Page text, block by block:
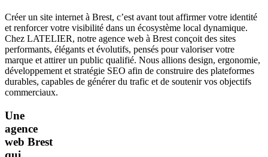
Créer un site internet à Brest, c’est avant tout affirmer votre identité
et renforcer votre visibilité dans un écosystème local dynamique.
Chez LATELIER, notre agence web à Brest conçoit des sites
performants, élégants et évolutifs, pensés pour valoriser votre
marque et attirer un public qualifié. Nous allions design, ergonomie,
développement et stratégie SEO afin de construire des plateformes
durables, capables de générer du trafic et de soutenir vos objectifs
commerciaux.
Une
agence
web Brest